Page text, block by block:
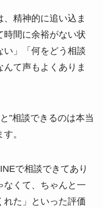
精神的に追い込ま
時間に余裕がない状
い」「何をどう相談
て声もよくありま
”相談できるのは本当
。
で相談できてあり
なくて、ちゃんと一
れた」といった評価